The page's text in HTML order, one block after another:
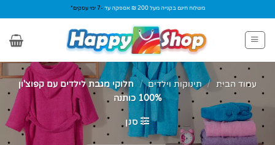
to
content
משלוח חינם בקנייה מעל 200 ₪ אספקה עד -7 ימי עסקים*
עמוד הבית / תינוקות וילדים / חלוקי מגבת לילדים עם קפוצ'ון
100% כותנה
סנן